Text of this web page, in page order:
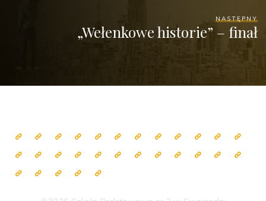
NASTĘPNY
„Wełenkowe historie” – finał